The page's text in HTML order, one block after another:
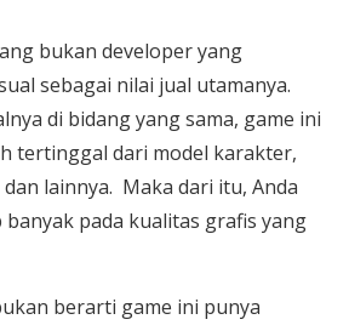
bukan developer yang
sebagai nilai jual utamanya.
di bidang yang sama, game ini
tertinggal dari model karakter,
lainnya. Maka dari itu, Anda
pada kualitas grafis yang
berarti game ini punya